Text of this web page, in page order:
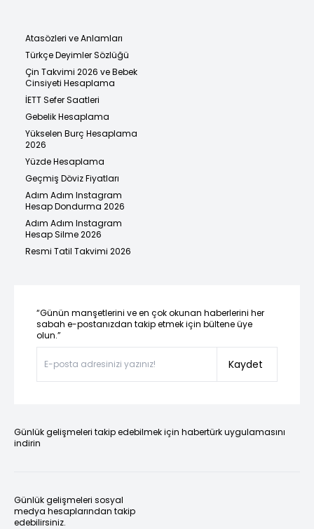
Atasözleri ve Anlamları
Türkçe Deyimler Sözlüğü
Çin Takvimi 2026 ve Bebek
Cinsiyeti Hesaplama
İETT Sefer Saatleri
Gebelik Hesaplama
Yükselen Burç Hesaplama
2026
Yüzde Hesaplama
Geçmiş Döviz Fiyatları
Adım Adım Instagram
Hesap Dondurma 2026
Adım Adım Instagram
Hesap Silme 2026
Resmi Tatil Takvimi 2026
“Günün manşetlerini ve en çok okunan haberlerini her
sabah e-postanızdan takip etmek için bültene üye
olun.”
Kaydet
Günlük gelişmeleri takip edebilmek için habertürk uygulamasını
indirin
Günlük gelişmeleri sosyal
medya hesaplarından takip
edebilirsiniz.